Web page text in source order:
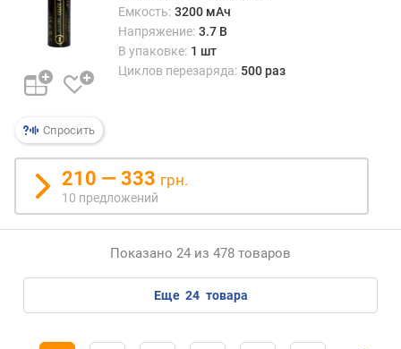
Спросить
Емкость: 3200 мАч
Напряжение: 3.7 В
В упаковке: 1 шт
Циклов перезаряда: 500 раз
210 — 333 грн.
10 предложений
Показано 24 из 478 товаров
еще 24 товара